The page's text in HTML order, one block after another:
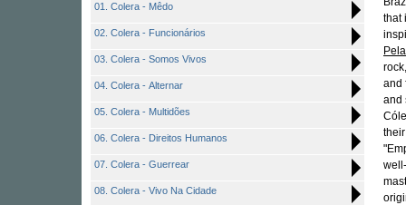
01. Colera - Mêdo
02. Colera - Funcionários
03. Colera - Somos Vivos
04. Colera - Alternar
05. Colera - Multidões
06. Colera - Direitos Humanos
07. Colera - Guerrear
08. Colera - Vivo Na Cidade
that
and
and